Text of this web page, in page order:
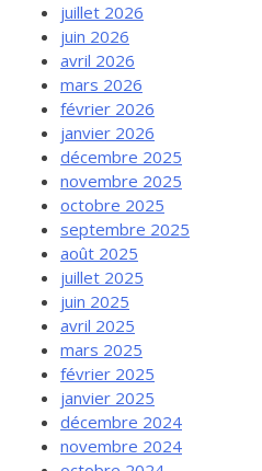
juillet 2026
juin 2026
avril 2026
mars 2026
février 2026
janvier 2026
décembre 2025
novembre 2025
octobre 2025
septembre 2025
août 2025
juillet 2025
juin 2025
avril 2025
mars 2025
février 2025
janvier 2025
décembre 2024
novembre 2024